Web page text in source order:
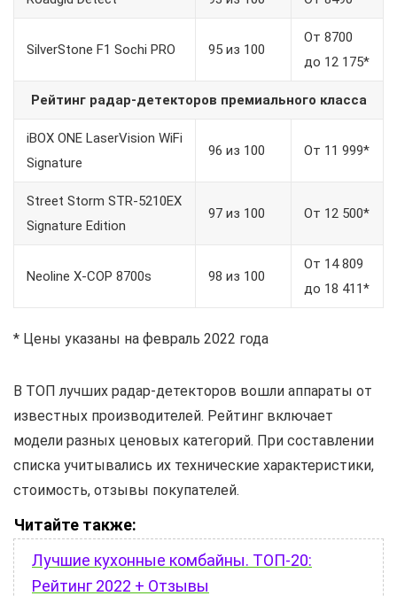
SilverStone F1 Sochi PRO 95 из 100
От 8700
до 12 175*
Рейтинг радар-детекторов премиального класса
iBOX ONE LaserVision WiFi
Signature
96 из 100 От 11 999*
Street Storm STR-5210EX
Signature Edition
97 из 100 От 12 500*
Neoline X-COP 8700s 98 из 100
От 14 809
до 18 411*
* Цены указаны на февраль 2022 года
В ТОП лучших радар-детекторов вошли аппараты от
известных производителей. Рейтинг включает
модели разных ценовых категорий. При составлении
списка учитывались их технические характеристики,
стоимость, отзывы покупателей.
Читайте также:
Лучшие кухонные комбайны. ТОП-20:
Рейтинг 2022 + Отзывы